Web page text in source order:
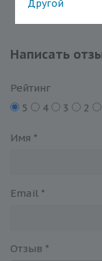
Другой
Написать
Рейтинг
5
4 3 2
Имя *
Email *
Отзыв *